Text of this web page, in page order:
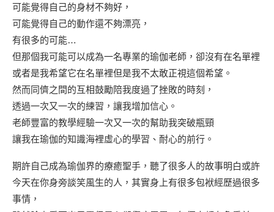
可能覺得自己的身材不夠好，
可能覺得自己的動作還不夠漂亮，
有很多的可能…
但那個我可能可以成為一名專業的瑜伽老師，卻沒有在名單裡
或者是我希望它在名單裡但是我不太敢正視這個希望。
然而同儕之間的互相鼓勵陪我度過了挫敗的時刻，
透過一次又一次的練習，讓我增加信心。
老師豐富的教學經驗一次又一次的幫助我突破瓶頸
讓我在瑜伽的知識海裡虛心的學習、耐心的前行。
期許自己成為瑜伽界的療癒聖手，聽了很多人的故事明白或許
今天在你身旁談笑風生的人，其實身上有很多包袱經歷過很多
事情，